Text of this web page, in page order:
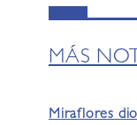
MÁS
Miraflores